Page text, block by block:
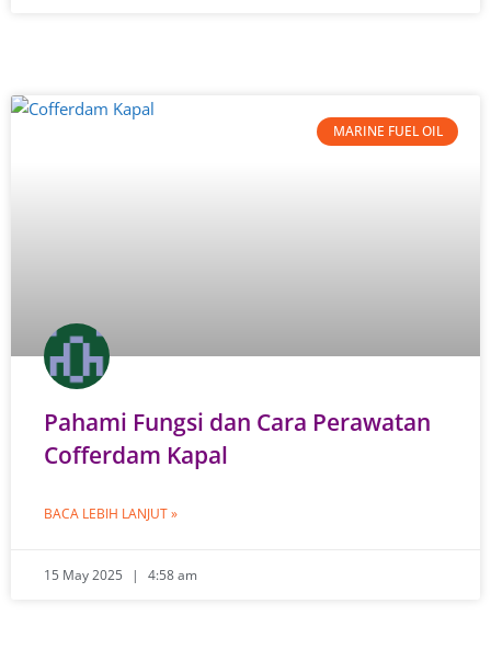
MARINE FUEL OIL
Pahami Fungsi dan Cara Perawatan
Cofferdam Kapal
BACA LEBIH LANJUT »
15 May 2025 4:58 am